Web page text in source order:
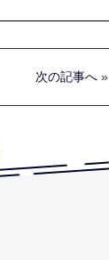
次の記事へ »